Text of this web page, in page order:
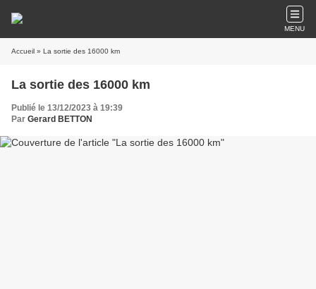
MENU
Accueil » La sortie des 16000 km
La sortie des 16000 km
Publié le 13/12/2023 à 19:39
Par Gerard BETTON